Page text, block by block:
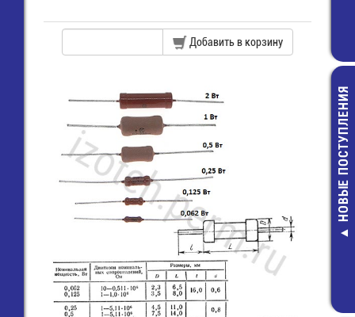
S1014, имп.аналог
ВПБ6-11_3,15А
Предохранитель
(5х20) стекло
7,00 руб.
236-100
крышка
17,00 руб.
НОВЫЕ ПОСТУПЛЕНИЯ
Добавить в корзину